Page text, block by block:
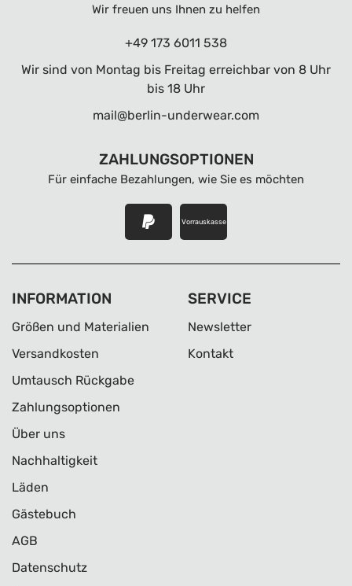
Wir freuen uns Ihnen zu helfen
+49 173 6011 538
Wir sind von Montag bis Freitag erreichbar von 8 Uhr
bis 18 Uhr
mail@berlin-underwear.com
ZAHLUNGSOPTIONEN
Für einfache Bezahlungen, wie Sie es möchten
Vorrauskasse
INFORMATION
Größen und Materialien
Versandkosten
Umtausch Rückgabe
Zahlungsoptionen
Über uns
Nachhaltigkeit
Läden
Gästebuch
AGB
Datenschutz
SERVICE
Newsletter
Kontakt